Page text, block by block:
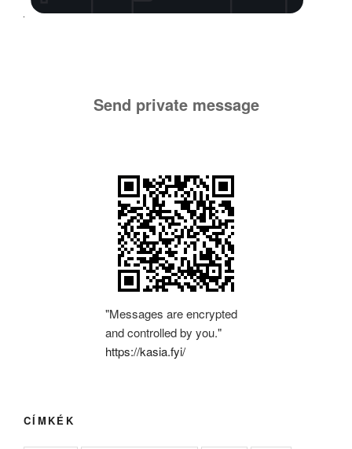
Send private message
"Messages are encrypted
and controlled by you."
https://kasia.fyi/
CÍMKÉK